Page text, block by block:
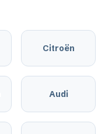
Citroën
Audi